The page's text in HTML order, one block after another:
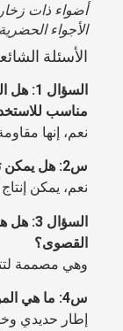
أضواء ذات زخارف
الأجواء الحضرية.
الأسئلة الشائعة
السؤال 1:
مناسب للاستخدام
نعم، إنها مقاومة
نعم، يمكن إنتاج
السؤال 3:
القصوى؟
وهي مصممة